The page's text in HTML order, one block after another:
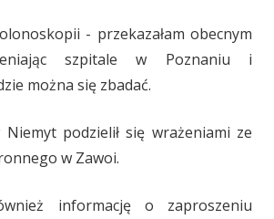
- przekazałam obecnym
szpitale w Poznaniu i
można się zbadać.
Niemyt podzielił się wrażeniami ze
w Zawoi.
informację o zaproszeniu